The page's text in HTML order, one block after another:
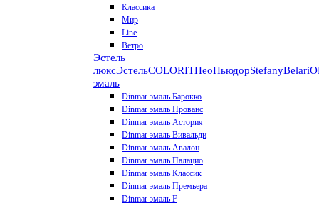
Классика
Мир
Line
Ветро
Эстель
люксЭстельCOLORITНеоНьюдорStefanyBelari
эмаль
Dinmar эмаль Барокко
Dinmar эмаль Прованс
Dinmar эмаль Астория
Dinmar эмаль Вивальди
Dinmar эмаль Авалон
Dinmar эмаль Палацио
Dinmar эмаль Классик
Dinmar эмаль Премьера
Dinmar эмаль F